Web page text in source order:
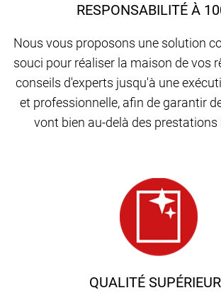
QUALITÉ
RESPONSABILITÉ À
Nous vous proposons une solution
souci pour réaliser la maison de vos
conseils d'experts jusqu'à une
et professionnelle, afin de garantir
vont bien au-delà des prestations